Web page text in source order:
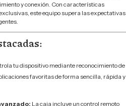
y conexión. Con características
este equipo supera las expectativas
tu dispositivo mediante reconocimiento de
favoritas de forma sencilla, rápida y
La caja incluye un control remoto